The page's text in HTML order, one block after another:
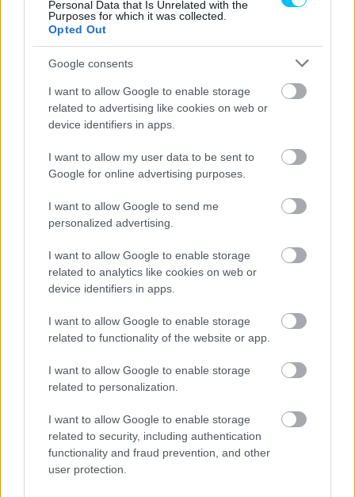
Personal Data that Is Unrelated with the
Purposes for which it was collected.
Opted Out
Google consents
I want to allow Google to enable storage
related to advertising like cookies on web or
device identifiers in apps.
I want to allow my user data to be sent to
Google for online advertising purposes.
I want to allow Google to send me
personalized advertising.
I want to allow Google to enable storage
related to analytics like cookies on web or
device identifiers in apps.
I want to allow Google to enable storage
related to functionality of the website or app.
I want to allow Google to enable storage
related to personalization.
I want to allow Google to enable storage
related to security, including authentication
functionality and fraud prevention, and other
user protection.
10. helyen végzett. Ashton Yates az év során először nem
szerzett pontot, a grúz versenyző kiesett a versenyből,
hasonlóan Travis Wyman-hoz.
Petrucci 10 futam után 11 ponttal, Gagne előtt, a harmadik
helyen pedig Scholtz áll 6 pontra a regnáló bajnoktól.
A második futam végeredménye:
@FRESHNLEAN @PROGRESSIVE
@YAMAHARACINGCOM
@JAKEGAGNEDOES THE DOUBLE
AND WINS@MEDALLIASUPERBIKE
@DYNAPAC.@WILBURWATCHCO.
— MOTOAMERICA
(@MOTOAMERICA)JUNE 26, 2022
CIMKÉK Danilo Petrucci